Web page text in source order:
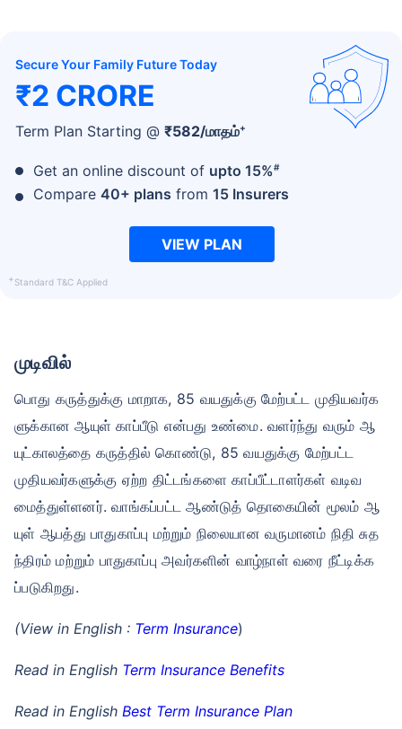
Secure Your Family Future Today
₹2 CRORE
Term Plan Starting @ ₹582/மாதம்+
Get an online discount of upto 15%#
Compare 40+ plans from 15 Insurers
VIEW PLAN
+Standard T&C Applied
முடிவில்
பொது கருத்துக்கு மாறாக, 85 வயதுக்கு மேற்பட்ட முதியவர்க
ளுக்கான ஆயுள் காப்பீடு என்பது உண்மை. வளர்ந்து வரும் ஆ
யுட்காலத்தை கருத்தில் கொண்டு, 85 வயதுக்கு மேற்பட்ட
முதியவர்களுக்கு ஏற்ற திட்டங்களை காப்பீட்டாளர்கள் வடிவ
மைத்துள்ளனர். வாங்கப்பட்ட ஆண்டுத் தொகையின் மூலம் ஆ
யுள் ஆபத்து பாதுகாப்பு மற்றும் நிலையான வருமானம் நிதி சுத
ந்திரம் மற்றும் பாதுகாப்பு அவர்களின் வாழ்நாள் வரை நீட்டிக்க
ப்படுகிறது.
(View in English : Term Insurance)
Read in English Term Insurance Benefits
Read in English Best Term Insurance Plan
வயது டேர்ம் இன்சூரன்ஸ் பிரீமியங்களை
எவ்வாறு
பாதிக்கிறது
24 வயது 34 வயது
₹ 630/மாதம்